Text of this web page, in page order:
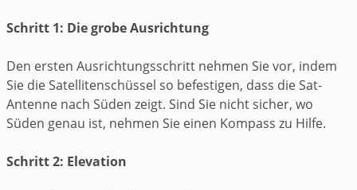
Schritt 1: Die grobe Ausrichtung
Den ersten Ausrichtungsschritt nehmen Sie vor, indem
Sie die Satellitenschüssel so befestigen, dass die Sat-
Antenne nach Süden zeigt. Sind Sie nicht sicher, wo
Süden genau ist, nehmen Sie einen Kompass zu Hilfe.
Schritt 2: Elevation